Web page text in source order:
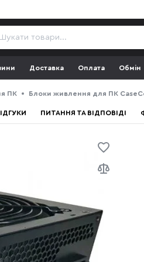
Доставка Оплата Обмін
ПК Блоки живлення для ПК
ПИТАННЯ ТА ВІДПОВІДІ